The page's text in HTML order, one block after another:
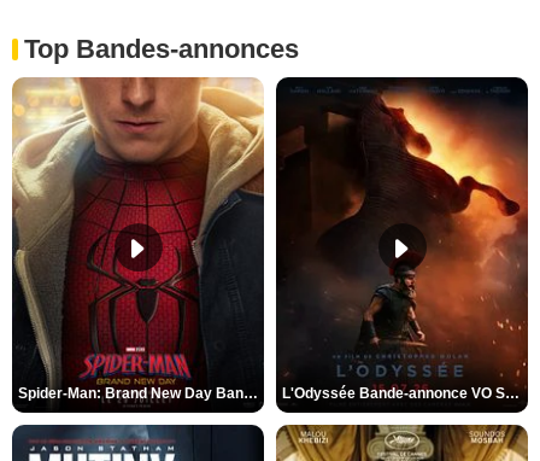
Top Bandes-annonces
Spider-Man: Brand New Day Bande-annonce VO STFR L'Odyssée Bande-annonce VO STFR